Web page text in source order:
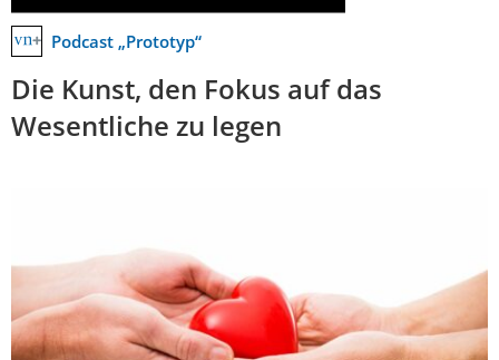
Podcast „Prototyp“
Die Kunst, den Fokus auf das
Wesentliche zu legen